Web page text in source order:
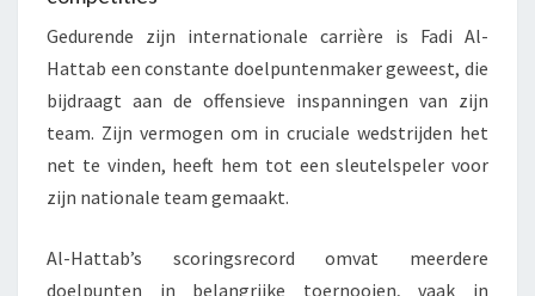
Gedurende zijn internationale carrière is Fadi Al-
Hattab een constante doelpuntenmaker geweest, die
bijdraagt aan de offensieve inspanningen van zijn
team. Zijn vermogen om in cruciale wedstrijden het
net te vinden, heeft hem tot een sleutelspeler voor
zijn nationale team gemaakt.
Al-Hattab’s scoringsrecord omvat meerdere
doelpunten in belangrijke toernooien, vaak in